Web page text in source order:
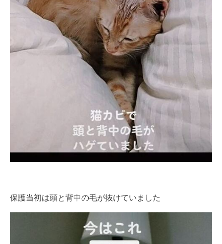
保護当初は頭と背中の毛が抜けていました